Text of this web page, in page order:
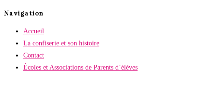
Navigation
Accueil
La confiserie et son histoire
Contact
Écoles et Associations de Parents d’élèves